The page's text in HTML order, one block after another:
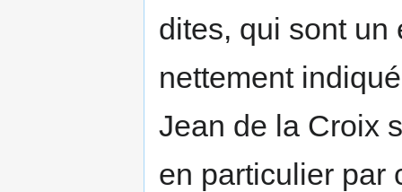
dites, qui sont un
nettement
Jean de la Croix
en particulier par